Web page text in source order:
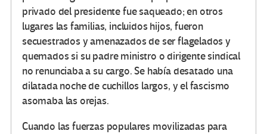
privado del presidente fue saqueado; en otros
lugares las familias, incluidos hijos, fueron
secuestrados y amenazados de ser flagelados y
quemados si su padre ministro o dirigente sindical
no renunciaba a su cargo. Se había desatado una
dilatada noche de cuchillos largos, y el fascismo
asomaba las orejas.
Cuando las fuerzas populares movilizadas para